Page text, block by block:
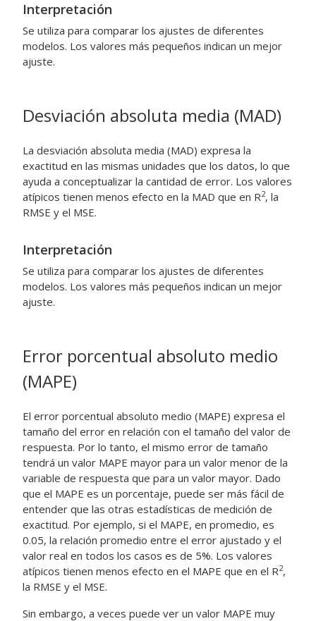
Interpretación
Se utiliza para comparar los ajustes de diferentes
modelos. Los valores más pequeños indican un mejor
ajuste.
Desviación absoluta media (MAD)
La desviación absoluta media (MAD) expresa la
exactitud en las mismas unidades que los datos, lo que
ayuda a conceptualizar la cantidad de error. Los valores
atípicos tienen menos efecto en la MAD que en R2, la
RMSE y el MSE.
Interpretación
Se utiliza para comparar los ajustes de diferentes
modelos. Los valores más pequeños indican un mejor
ajuste.
Error porcentual absoluto medio
(MAPE)
El error porcentual absoluto medio (MAPE) expresa el
tamaño del error en relación con el tamaño del valor de
respuesta. Por lo tanto, el mismo error de tamaño
tendrá un valor MAPE mayor para un valor menor de la
variable de respuesta que para un valor mayor. Dado
que el MAPE es un porcentaje, puede ser más fácil de
entender que las otras estadísticas de medición de
exactitud. Por ejemplo, si el MAPE, en promedio, es
0.05, la relación promedio entre el error ajustado y el
valor real en todos los casos es de 5%. Los valores
atípicos tienen menos efecto en el MAPE que en el R2,
la RMSE y el MSE.
Sin embargo, a veces puede ver un valor MAPE muy